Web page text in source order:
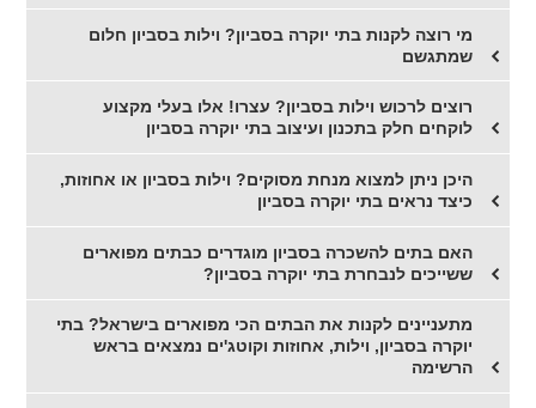
מי רוצה לקנות בתי יוקרה בסביון? וילות בסביון חלום
שמתגשם
רוצים לרכוש וילות בסביון? עצרו! אלו בעלי מקצוע
לוקחים חלק בתכנון ועיצוב בתי יוקרה בסביון
היכן ניתן למצוא מנחת מסוקים? וילות בסביון או אחוזות,
כיצד נראים בתי יוקרה בסביון
האם בתים להשכרה בסביון מוגדרים כבתים מפוארים
ששייכים לנבחרת בתי יוקרה בסביון?
מתעניינים לקנות את הבתים הכי מפוארים בישראל? בתי
יוקרה בסביון, וילות, אחוזות וקוטג'ים נמצאים בראש
הרשימה